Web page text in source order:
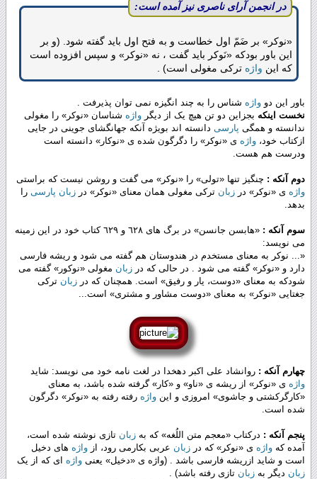
در انجمن آرای ناصری نیز آمده است:
«نوکر» بر ضَمّ اول خطاست و به فتح اول باید گفته شود. (و بر
این باور بودکه «نَوکر باید گفت ، نه «نوکر» و سپس افزوده است
که این واژه ترکی مغولی است) .
باور این دو واژه شناس را به چند انگیزه نمی توان پذیرفت .
نخست اینکه بجزاین دو تن هیچ یک از دیگر واژه شناسان‌ «نوکر» را مغولی
ندانسته و همگی پارسی دانسته اند بویژه آنکه جهانگشای جوینی در جایی
ازکتاب خود، واژه ی ‌«نوکر‌» را دگرگون شده ی «نوکا‌ر» دانسته است
ودرست هم هست.
دوم آنکه : چنگیز تنها «تولی» را «نوکر» می گفت و روشن نیست که براستی
واژه ی ‌«نوکر» در زبان ترکی مغولی همان معنای ‌«نوکر» در زبان پارسی را
بدهد.
سوم آنکه :
‌«هابسن جانسن‌» در برگ های ٦٢٨ و ٦٢٩ کتاب خود در این زمینه
می نویسد:
‌«... نوکر به معنای مستخدم در هندوستان هم گفته می شود و ریشه فارسی
دارد و «نوکر» گفته می شود . در حالی که در زبان مغولی «نوکور» گفته می
شودکه به معنای ‌«دوست، یار و رفیق» است. همچنان که در زبان ترکی
جغتایی ‌«نوکر» به معنای «دوست مشاور و مشتری‌» است...
چهارم آنکه : روانشاد علی اکبر دهخدا در لغت نامه خود می نویسد: شاید
واژه ی ‌«نوکر» از ریشه ی «ناو‌» و «کا‌ر» گرفته شده باشد، به معنای
«کارگرکشتی و جاشوی» امروزی و این واژه رفته رفته به ‌«نوکر» دگرگون
شده است.
پنجم آنکه : درکتاب ‌«معجم متن اللُغه‌» که به زبان تازی نوشته شده است،
آمده که واژه ی ‌«نوکر‌» که در زبان عربی بکارمی رود، از واژه های دخیل
است و شاید ازریشه فارسی باشد . (واژه ی «دخیل» یعنی واژه ای که از یک
زبان دیگر به زبان تازی رفته باشد) .